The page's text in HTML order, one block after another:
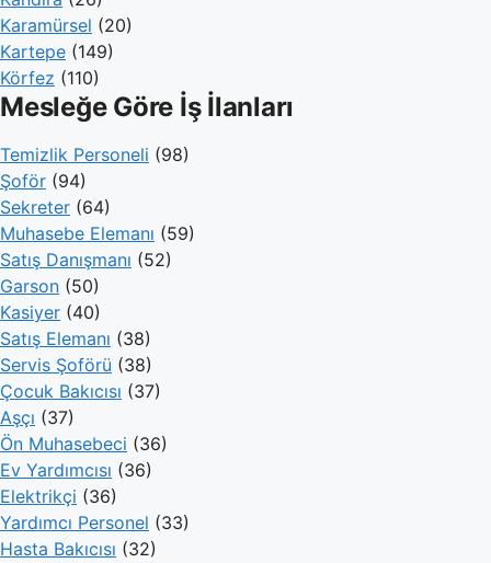
Karamürsel (20)
Kartepe (149)
Körfez (110)
Mesleğe Göre İş İlanları
Temizlik Personeli (98)
Şoför (94)
Sekreter (64)
Muhasebe Elemanı (59)
Satış Danışmanı (52)
Garson (50)
Kasiyer (40)
Satış Elemanı (38)
Servis Şoförü (38)
Çocuk Bakıcısı (37)
Aşçı (37)
Ön Muhasebeci (36)
Ev Yardımcısı (36)
Elektrikçi (36)
Yardımcı Personel (33)
Hasta Bakıcısı (32)